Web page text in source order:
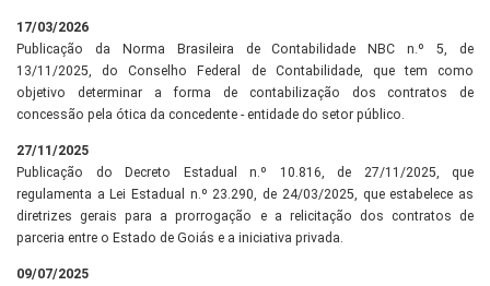
17/03/2026
Publicação da Norma Brasileira de Contabilidade NBC n.º 5, de
13/11/2025, do Conselho Federal de Contabilidade, que tem como
objetivo determinar a forma de contabilização dos contratos de
concessão pela ótica da concedente - entidade do setor público.
27/11/2025
Publicação do Decreto Estadual n.º 10.816, de 27/11/2025, que
regulamenta a Lei Estadual n.º 23.290, de 24/03/2025, que estabelece as
diretrizes gerais para a prorrogação e a relicitação dos contratos de
parceria entre o Estado de Goiás e a iniciativa privada.
09/07/2025